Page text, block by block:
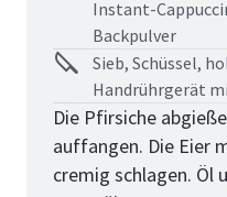
Instant-
Backpulver
Sieb, Schüssel,
Handrührgerät
Die Pfirsiche
auffangen. Die Eier
cremig schlagen. Öl